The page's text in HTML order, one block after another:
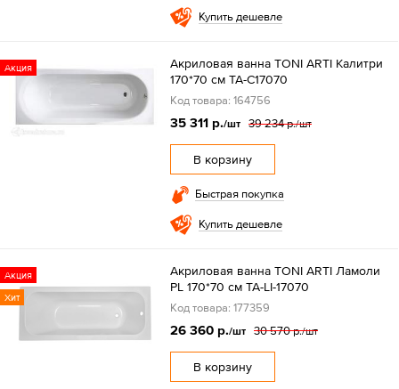
Купить дешевле
Акция
Акриловая ванна TONI ARTI Калитри
170*70 см TA-C17070
Код товара: 164756
35 311 р./шт 39 234 р./шт
В корзину
Быстрая покупка
Купить дешевле
Акция
Хит
Акриловая ванна TONI ARTI Ламоли
PL 170*70 см TA-LI-17070
Код товара: 177359
26 360 р./шт 30 570 р./шт
В корзину